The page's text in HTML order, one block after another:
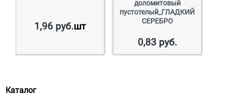
1,96 руб.шт
доломитовый
пустотелый_ГЛАДКИЙ
СЕРЕБРО
0,83 руб.
Каталог